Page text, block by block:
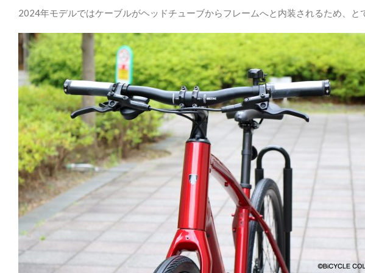
2024年モデルではケーブルがヘッドチューブからフレームへと内装されるため、と